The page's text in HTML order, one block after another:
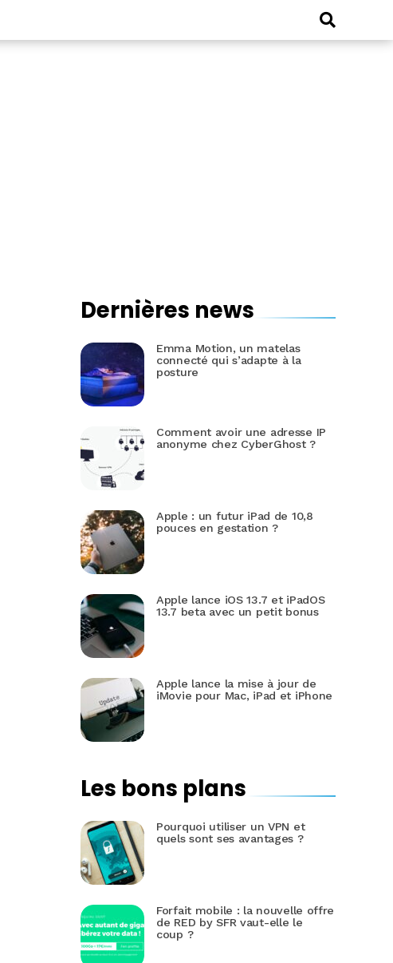
Dernières news
Emma Motion, un matelas
connecté qui s’adapte à la
posture
Comment avoir une adresse IP
anonyme chez CyberGhost ?
Apple : un futur iPad de 10,8
pouces en gestation ?
Apple lance iOS 13.7 et iPadOS
13.7 beta avec un petit bonus
Apple lance la mise à jour de
iMovie pour Mac, iPad et iPhone
Les bons plans
Pourquoi utiliser un VPN et
quels sont ses avantages ?
Forfait mobile : la nouvelle offre
de RED by SFR vaut-elle le
coup ?